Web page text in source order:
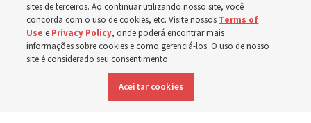
7 agosto 2026, 2:40 p.m. MDT Compartilhar
sites de terceiros. Ao continuar utilizando nosso site, você
concorda com o uso de cookies, etc. Visite nossos Terms of
Use e Privacy Policy, onde poderá encontrar mais
informações sobre cookies e como gerenciá-los. O uso de nosso
site é considerado seu consentimento.
Aceitar cookies